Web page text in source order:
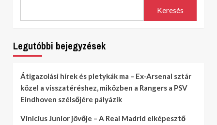
Keresés
Legutóbbi bejegyzések
Átigazolási hírek és pletykák ma – Ex-Arsenal sztár
közel a visszatéréshez, miközben a Rangers a PSV
Eindhoven szélsőjére pályázik
Vinicius Junior jövője – A Real Madrid elképesztő